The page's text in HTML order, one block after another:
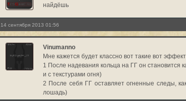
найдёшь
14 сентября 2013 01:56
Vinumanno
Мне кажется будет классно вот такие вот
1 После надевания кольца на ГГ он становится
и с текстурами огня)
2 После себя ГГ оставляет огненные следы,
лошадь)